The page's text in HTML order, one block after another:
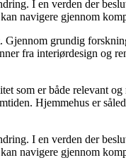
I en verden der
navigere gjennom
grundig
fra interiørdesign og
som er både relevant
Hjemmehus er
I en verden der
navigere gjennom